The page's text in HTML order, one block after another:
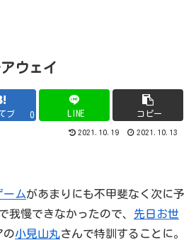
ウェイ
ブ 0 LINE コピー
2021.10.19 2021.10.13
ームがあまりにも不甲斐なく次に予
我慢できなかったので、 先日お世
の小見山丸さんで特訓することに。